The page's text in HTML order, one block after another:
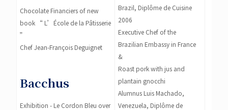
Chocolate Financiers of new
book “ L’École de la Pâtisserie
”
Chef Jean-François Deguignet
Bacchus
Exhibition - Le Cordon Bleu over
Brazil, Diplôme de Cuisine
2006
Executive Chef of the
Brazilian Embassy in France
&
Roast pork with jus and
plantain gnocchi
Alumnus Luis Machado,
Venezuela, Diplôme de